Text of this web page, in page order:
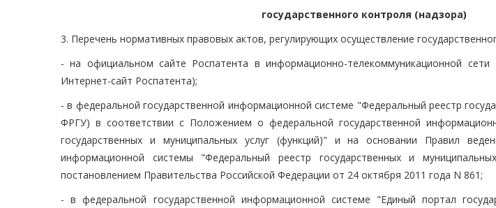
государственного контроля (надзора)
3. Перечень нормативных правовых актов, регулирующих осуществление
- на официальном сайте Роспатента в информационно-телекоммуникационной
Интернет-сайт Роспатента);
- в федеральной государственной информационной системе "Федеральный реестр
ФРГУ) в соответствии с Положением о федеральной государственной
государственных и муниципальных услуг (функций)" и на основании Правил
информационной системы "Федеральный реестр государственных и
постановлением Правительства Российской Федерации от 24 октября 2011 года N 861;
- в федеральной государственной информационной системе "Единый портал